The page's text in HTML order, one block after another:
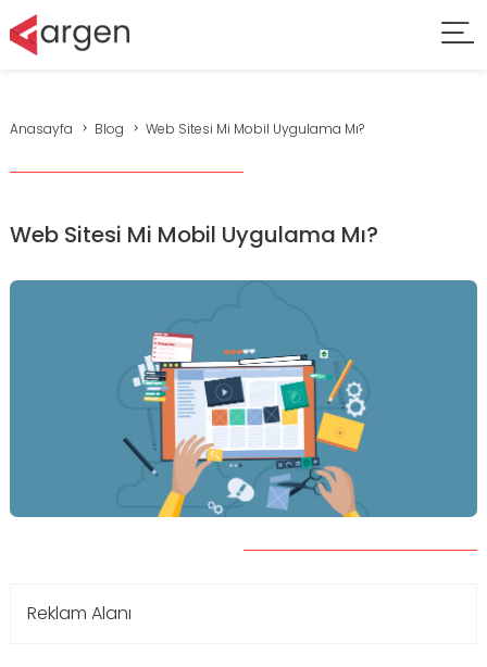
Anasayfa Blog Web Sitesi Mi Mobil Uygulama Mı?
Web Sitesi Mi Mobil Uygulama Mı?
Reklam Alanı